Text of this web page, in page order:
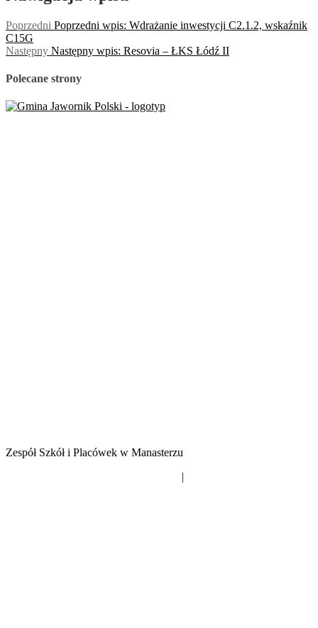
Poprzedni Poprzedni wpis: Wdrażanie inwestycji C2.1.2, wskaźnik
C15G
Następny Następny wpis: Resovia – ŁKS Łódź II
Polecane strony
Zespół Szkół i Placówek w Manasterzu
|